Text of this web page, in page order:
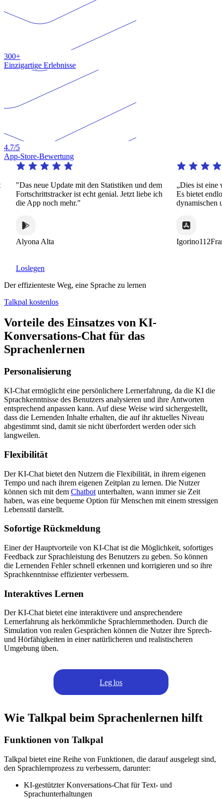
300+
Einzigartige Erlebnisse
4.7/5
App-Store-Bewertung
"Das neue Update mit den Statistiken und dem
Fortschrittstracker ist echt genial. Jetzt liebe ich
die App noch mehr."
Alyona Alta
„Dies ist eine
Es bietet
dynamischen
Loslegen
Der effizienteste Weg, eine Sprache zu lernen
Talkpal kostenlos
Vorteile des Einsatzes von KI-
Konversations-Chat für das
Sprachenlernen
Personalisierung
KI-Chat ermöglicht eine persönlichere Lernerfahrung, da die KI die
Sprachkenntnisse des Benutzers analysieren und ihre Antworten
entsprechend anpassen kann. Auf diese Weise wird sichergestellt,
dass die Lernenden Inhalte erhalten, die auf ihr aktuelles Niveau
abgestimmt sind, damit sie nicht überfordert werden oder sich
langweilen.
Flexibilität
Der KI-Chat bietet den Nutzern die Flexibilität, in ihrem eigenen
Tempo und nach ihrem eigenen Zeitplan zu lernen. Die Nutzer
können sich mit dem Chatbot unterhalten, wann immer sie Zeit
haben, was eine bequeme Option für Menschen mit einem stressigen
Lebensstil darstellt.
Sofortige Rückmeldung
Einer der Hauptvorteile von KI-Chat ist die Möglichkeit, sofortiges
Feedback zur Sprachleistung des Benutzers zu geben. So können
die Lernenden Fehler schnell erkennen und korrigieren und so ihre
Sprachkenntnisse effizienter verbessern.
Interaktives Lernen
Der KI-Chat bietet eine interaktivere und ansprechendere
Lernerfahrung als herkömmliche Sprachlernmethoden. Durch die
Simulation von realen Gesprächen können die Nutzer ihre Sprech-
und Hörfähigkeiten in einer natürlicheren und realistischeren
Umgebung üben.
Leg los
Wie Talkpal beim Sprachenlernen hilft
Funktionen von Talkpal
Talkpal bietet eine Reihe von Funktionen, die darauf ausgelegt sind,
den Sprachlernprozess zu verbessern, darunter:
KI-gestützter Konversations-Chat für Text- und
Sprachunterhaltungen